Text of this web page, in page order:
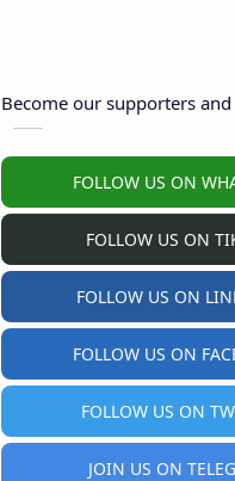
Become our supporters
FOLLOW US ON
FOLLOW US ON
FOLLOW US ON
FOLLOW US ON
FOLLOW US ON
JOIN US ON